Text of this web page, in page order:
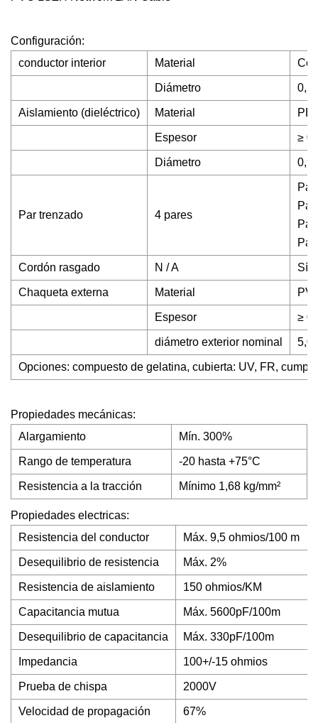
Configuración:
conductor interior
Material
Diámetro 0,5
Aislamiento (dieléctrico) Material PE
Espesor ≥
Diámetro
Par trenzado 4 pares
Cordón rasgado N / A Sí
Chaqueta externa Material
Espesor ≥
diámetro exterior nominal 5,0
Opciones: compuesto de gelatina, cubierta: UV, FR,
Propiedades mecánicas:
Alargamiento
Mín. 300%
Rango de temperatura -20 hasta +75°C
Resistencia a la tracción Mínimo 1,68 kg/mm²
Propiedades electricas:
Resistencia del conductor
Máx. 9,5 ohmios/100 m
Desequilibrio de resistencia Máx. 2%
Resistencia de aislamiento 150 ohmios/KM
Capacitancia mutua Máx. 5600pF/100m
Desequilibrio de capacitancia Máx. 330pF/100m
Impedancia 100+/-15 ohmios
Prueba de chispa 2000V
Velocidad de propagación 67%